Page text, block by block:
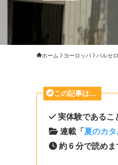
ホーム ヨーロッパ バルセ
この記事は…
実体験であるこ
連載「夏のカ
約 6 分で読めま